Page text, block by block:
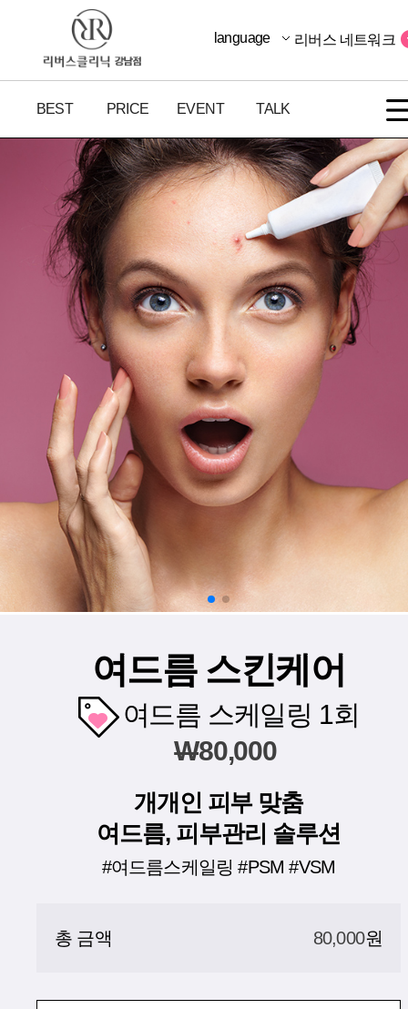
BEST PRICE EVENT TALK
language 리버스 네트워크
여드름 스킨케어
여드름 스케일링 1회
W80,000
개개인 피부 맞춤
여드름, 피부관리 솔루션
#여드름스케일링 #PSM #VSM
총 금액 80,000원